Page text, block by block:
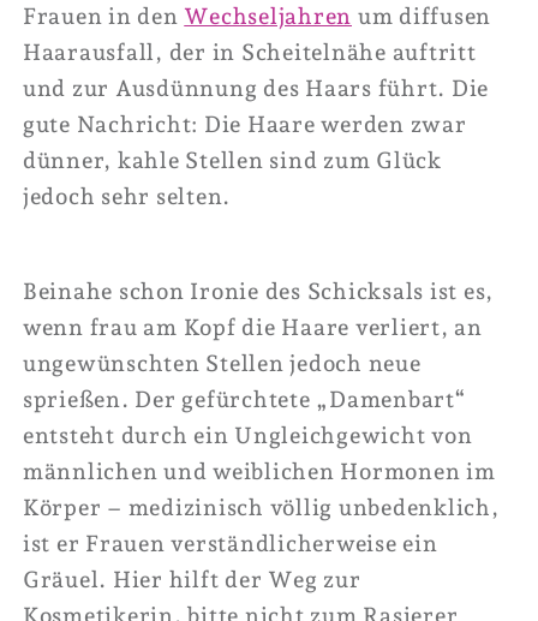
Frauen in den Wechseljahren um diffusen
Haarausfall, der in Scheitelnähe auftritt
und zur Ausdünnung des Haars führt. Die
gute Nachricht: Die Haare werden zwar
dünner, kahle Stellen sind zum Glück
jedoch sehr selten.
Beinahe schon Ironie des Schicksals ist es,
wenn frau am Kopf die Haare verliert, an
ungewünschten Stellen jedoch neue
sprießen. Der gefürchtete „Damenbart“
entsteht durch ein Ungleichgewicht von
männlichen und weiblichen Hormonen im
Körper – medizinisch völlig unbedenklich,
ist er Frauen verständlicherweise ein
Gräuel. Hier hilft der Weg zur
Kosmetikerin, bitte nicht zum Rasierer